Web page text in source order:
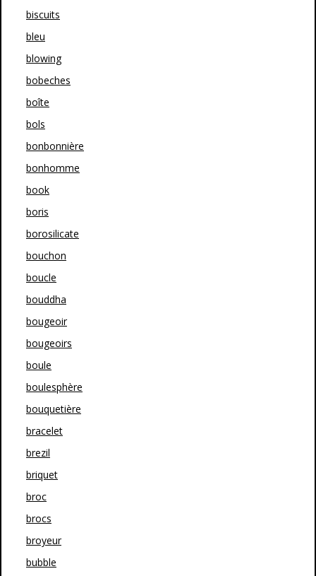
biscuits
bleu
blowing
bobeches
boîte
bols
bonbonnière
bonhomme
book
boris
borosilicate
bouchon
boucle
bouddha
bougeoir
bougeoirs
boule
boulesphère
bouquetière
bracelet
brezil
briquet
broc
brocs
broyeur
bubble